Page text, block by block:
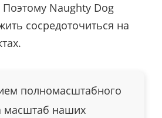
Naughty Dog
сосредоточиться на
полномасштабного
масштаб наших